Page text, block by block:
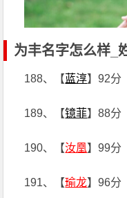
为丰名字怎么样_
188、【蓝淳】92分
189、【镱菲】88分
190、【汝凰】99分
191、【瑜龙】96分